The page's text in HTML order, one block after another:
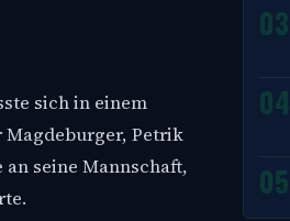
sich in einem
Magdeburger, Petrik
seine Mannschaft,
03
04
05